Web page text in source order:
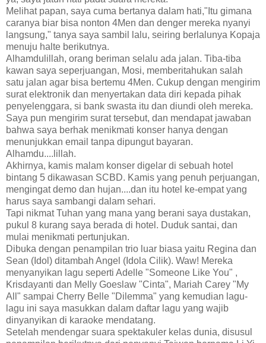
Melihat papan, saya cuma bertanya dalam hati,"Itu gimana
caranya biar bisa nonton 4Men dan denger mereka nyanyi
langsung," tanya saya sambil lalu, seiring berlalunya Kopaja
menuju halte berikutnya.
Alhamdulillah, orang beriman selalu ada jalan. Tiba-tiba
kawan saya seperjuangan, Mosi, memberitahukan salah
satu jalan agar bisa bertemu 4Men. Cukup dengan mengirim
surat elektronik dan menyertakan data diri kepada pihak
penyelenggara, si bank swasta itu dan diundi oleh mereka.
Saya pun mengirim surat tersebut, dan mendapat jawaban
bahwa saya berhak menikmati konser hanya dengan
menunjukkan email tanpa dipungut bayaran.
Alhamdu....lillah.
Akhirnya, kamis malam konser digelar di sebuah hotel
bintang 5 dikawasan SCBD. Kamis yang penuh perjuangan,
mengingat demo dan hujan....dan itu hotel ke-empat yang
harus saya sambangi dalam sehari.
Tapi nikmat Tuhan yang mana yang berani saya dustakan,
pukul 8 kurang saya berada di hotel. Duduk santai, dan
mulai menikmati pertunjukan.
Dibuka dengan penampilan trio luar biasa yaitu Regina dan
Sean (Idol) ditambah Angel (Idola Cilik). Waw! Mereka
menyanyikan lagu seperti Adelle "Someone Like You" ,
Krisdayanti dan Melly Goeslaw "Cinta", Mariah Carey "My
All" sampai Cherry Belle "Dilemma" yang kemudian lagu-
lagu ini saya masukkan dalam daftar lagu yang wajib
dinyanyikan di karaoke mendatang.
Setelah mendengar suara spektakuler kelas dunia, disusul